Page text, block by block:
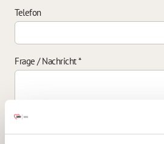
Telefon
Frage / Nachricht*